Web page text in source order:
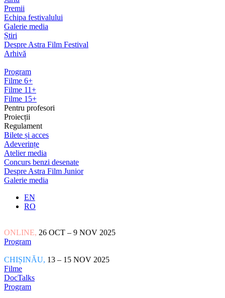
Premii
Echipa festivalului
Galerie media
Știri
Despre Astra Film Festival
Arhivă
Program
Filme 6+
Filme 11+
Filme 15+
Pentru profesori
Proiecții
Regulament
Bilete și acces
Adeverințe
Atelier media
Concurs benzi desenate
Despre Astra Film Junior
Galerie media
EN
RO
ONLINE, 26 OCT – 9 NOV 2025
Program
CHIȘINĂU, 13 – 15 NOV 2025
Filme
DocTalks
Program